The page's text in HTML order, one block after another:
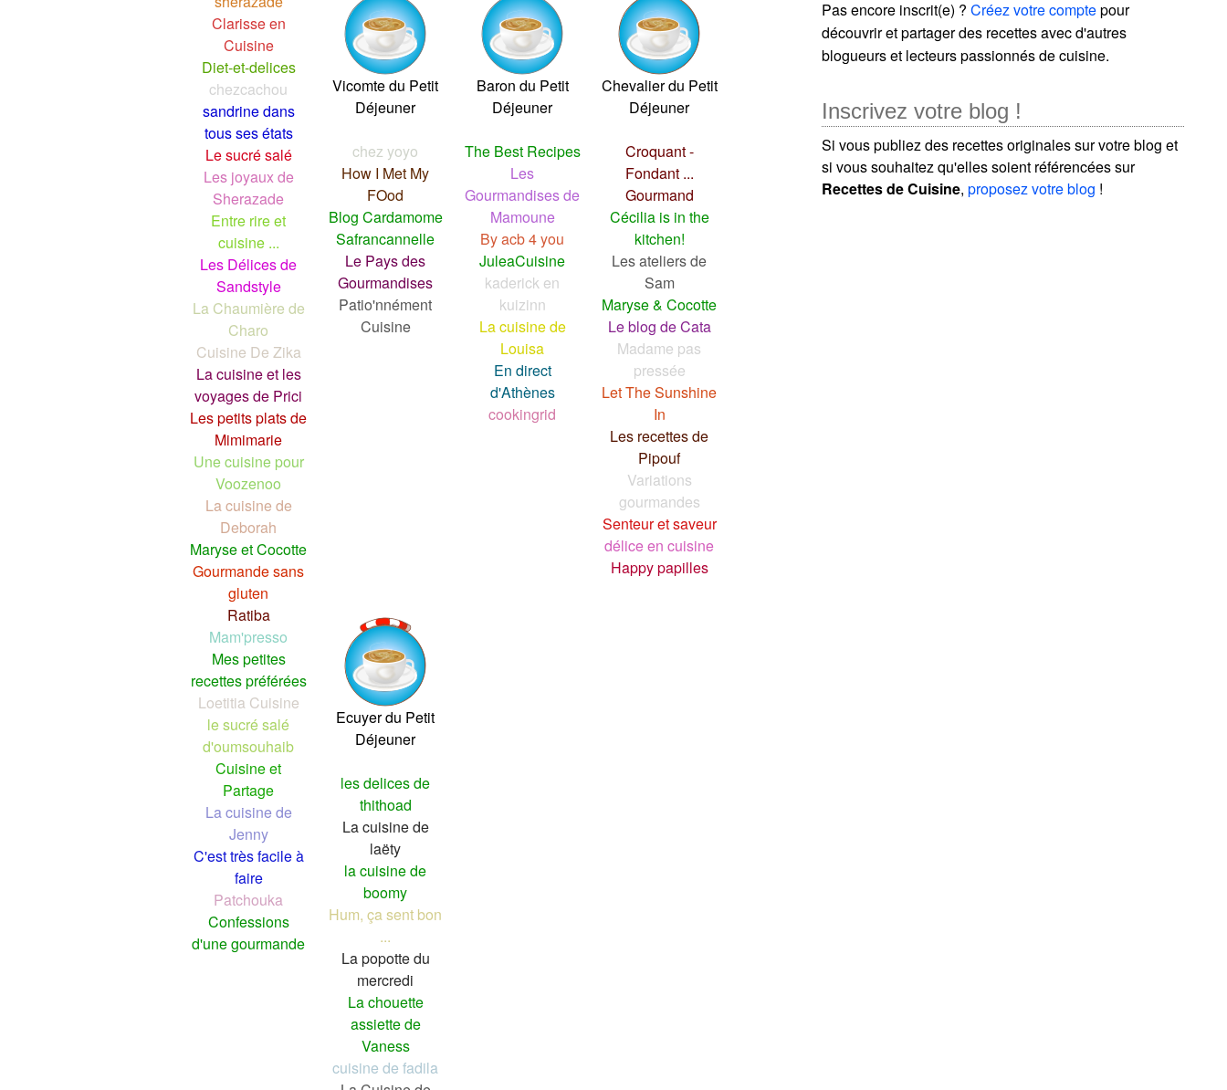
Clarisse en
Cuisine
Diet-et-delices
chezcachou
sandrine dans
tous ses états
Le sucré salé
Les joyaux de
Sherazade
Entre rire et
cuisine ...
Les Délices de
Sandstyle
La Chaumière de
Charo
Cuisine De Zika
La cuisine et les
voyages de Prici
Les petits plats de
Mimimarie
Une cuisine pour
Voozenoo
La cuisine de
Deborah
Maryse et Cocotte
Gourmande sans
gluten
Ratiba
Mam'presso
Mes petites
recettes préférées
Loetitia Cuisine
le sucré salé
d'oumsouhaib
Cuisine et
Partage
La cuisine de
Jenny
C'est très facile à
faire
Patchouka
Confessions
d'une gourmande
Vicomte du Petit
Déjeuner
chez yoyo
How I Met My
FOod
Blog Cardamome
Safrancannelle
Le Pays des
Gourmandises
Patio'nnément
Cuisine
Baron du Petit
Déjeuner
The Best Recipes
Les
Gourmandises de
Mamoune
By acb 4 you
JuleaCuisine
kaderick en
kuizinn
La cuisine de
Louisa
En direct
d'Athènes
cookingrid
Chevalier du Petit
Déjeuner
Croquant -
Fondant ...
Gourmand
Cécilia is in the
kitchen!
Les ateliers de
Sam
Maryse & Cocotte
Le blog de Cata
Madame pas
pressée
Let The Sunshine
In
Les recettes de
Pipouf
Variations
gourmandes
Senteur et saveur
délice en cuisine
Happy papilles
Ecuyer du Petit
Déjeuner
les delices de
thithoad
La cuisine de
laëty
la cuisine de
boomy
Hum, ça sent bon
...
La popotte du
mercredi
La chouette
assiette de
Vaness
cuisine de fadila
Pas encore inscrit(e) ?Créez votre comptepour
découvrir et partager des recettes avec d'autres
blogueurs et lecteurs passionnés de cuisine.
Inscrivez votre blog !
Si vous publiez des recettes originales sur votre blog et
si vous souhaitez qu'elles soient référencées sur
Recettes de Cuisine,proposez votre blog !